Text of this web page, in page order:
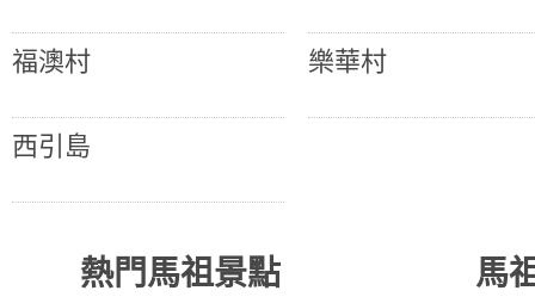
福澳村 樂華村
西引島
熱門馬祖景點 馬